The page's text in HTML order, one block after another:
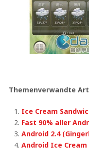
Themenverwandte
Ice Cream
Fast 90% aller
Android 2.4
Android Ice